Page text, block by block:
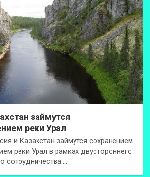
займутся
реки Урал
и Казахстан займутся сохранением
реки Урал в рамках двустороннего
сотрудничества.…